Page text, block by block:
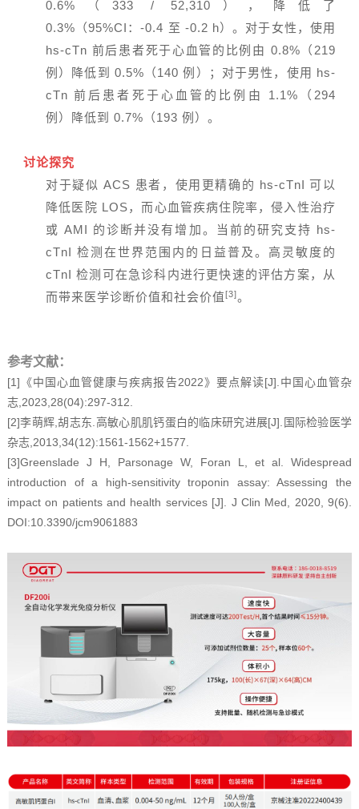
0.6%（333 / 52,310），降低了
0.3%（95%CI：-0.4 至 -0.2 h）。对于女性，使用
hs-cTn 前后患者死于心血管的比例由 0.8%（219
例）降低到 0.5%（140 例）；对于男性，使用 hs-
cTn 前后患者死于心血管的比例由 1.1%（294
例）降低到 0.7%（193 例）。
讨论探究
对于疑似 ACS 患者，使用更精确的 hs-cTnI 可以
降低医院 LOS，而心血管疾病住院率，侵入性治疗
或 AMI 的诊断并没有增加。当前的研究支持 hs-
cTnI 检测在世界范围内的日益普及。高灵敏度的
cTnI 检测可在急诊科内进行更快速的评估方案，从
而带来医学诊断价值和社会价值[3]。
参考文献：
[1] 《中国心血管健康与疾病报告2022 》要点解读[J]. 中国心血管杂
志,2023,28(04):297-312.
[2]李萌辉,胡志东. 高敏心肌肌钙蛋白的临床研究进展[J]. 国际检验医学
杂志,2013,34(12):1561-1562+1577.
[3]Greenslade J H, Parsonage W, Foran L, et al. Widespread
introduction of a high-sensitivity troponin assay: Assessing the
impact on patients and health services [J]. J Clin Med, 2020, 9(6).
DOI:10.3390/jcm9061883